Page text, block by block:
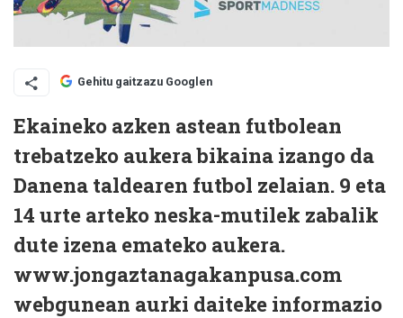
Gehitu gaitzazu Googlen
Ekaineko azken astean futbolean
trebatzeko aukera bikaina izango da
Danena taldearen futbol zelaian. 9 eta
14 urte arteko neska-mutilek zabalik
dute izena emateko aukera.
www.jongaztanagakanpusa.com
webgunean aurki daiteke informazio